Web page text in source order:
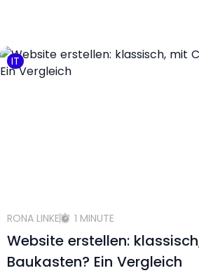
IT
RONA LINKE 1 MINUTE
Website erstellen:
Baukasten? Ein Vergleich